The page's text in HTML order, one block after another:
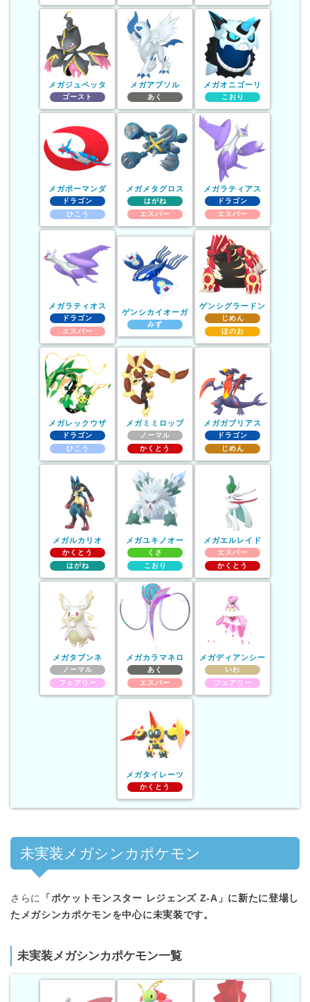
メガジュペッタ
ゴースト
メガアブソル
あく
メガオニゴーリ
こおり
メガボーマンダ
ドラゴン
ひこう
メガメタグロス
はがね
エスパー
メガラティアス
ドラゴン
エスパー
メガラティオス
ドラゴン
エスパー
ゲンシカイオーガ
みず
ゲンシグラードン
じめん
ほのお
メガレックウザ
ドラゴン
ひこう
メガミミロップ
ノーマル
かくとう
メガガブリアス
ドラゴン
じめん
メガルカリオ
かくとう
はがね
メガユキノオー
くさ
こおり
メガエルレイド
エスパー
かくとう
メガタブンネ
ノーマル
フェアリー
メガカラマネロ
あく
エスパー
メガディアンシー
いわ
フェアリー
メガタイレーツ
かくとう
未実装メガシンカポケモン
さらに
「ポケットモンスター レジェンズ Z-A」に新たに登場し
たメガシンカポケモンを中心に未実装です。
未実装メガシンカポケモン一覧